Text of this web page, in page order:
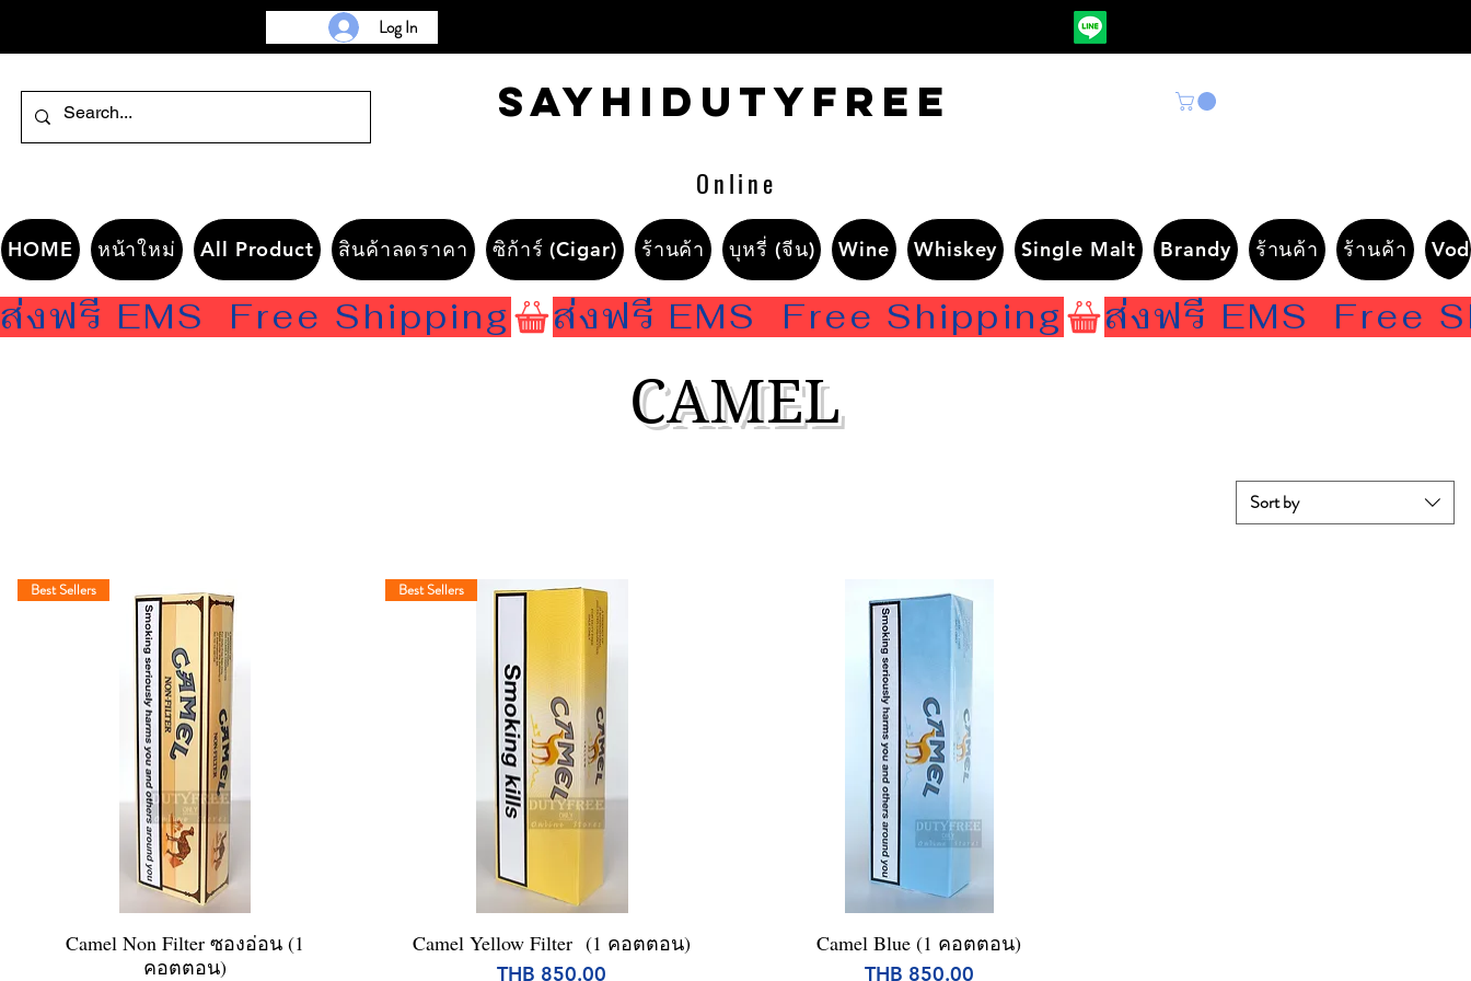
Log In
Sayhidutyfree
Online
HOME หน้าใหม่ All Product สินค้าลดราคา ซิก้าร์ (Cigar) ร้านค้า บุหรี่ (จีน) Wine Whiskey Single Malt Brandy ร้านค้า ร้านค้า
ส่งฟรี EMS  Free Shipping
CAMEL
Sort by
Quick View
Best Sellers
Camel Non Filter ซองอ่อน (1
คอตตอน)
Quick View
Best Sellers
Camel Yellow Filter (1 คอตตอน)
Price
THB 850.00
Quick View
Camel Blue (1 คอตตอน)
Price
THB 850.00